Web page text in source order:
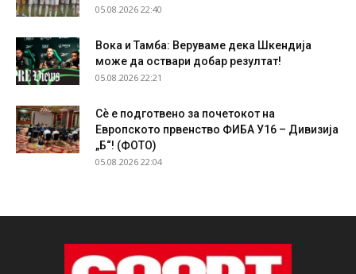
05.08.2026 22:40
Вока и Тамба: Веруваме дека Шкендија
може да оствари добар резултат!
05.08.2026 22:21
Сѐ е подготвено за почетокот на
Европското првенство ФИБА У16 – Дивизија
„Б“! (ФОТО)
05.08.2026 22:04